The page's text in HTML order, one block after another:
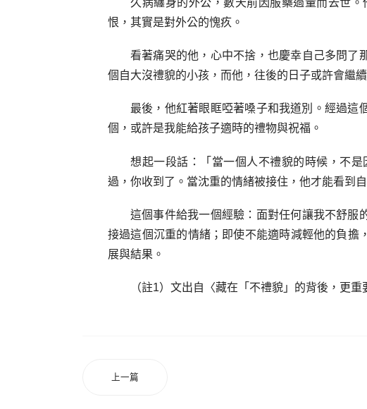
久病纏身的外公，數天前因服藥過量而去世
恨，其實是對外公的愧疚。
看著痛哭的他，心中不捨，也慶幸自己多問了
個自大沒禮貌的小孩，而他，往後的日子或許會繼
最後，他紅著眼眶啞著嗓子和我道別。經過這
個，或許是我能給孩子適時的禮物與祝福。
想起一段話：「當一個人不禮貌的時候，不
過，你收到了。當沈重的情緒被接住，他才能看到
這個事件給我一個經驗：面對任何讓我不舒服
接過這個沉重的情緒；即使不能適時減輕他的負
展與結果。
（註1）文出自〈藏在「不禮貌」的背後，更
上一篇